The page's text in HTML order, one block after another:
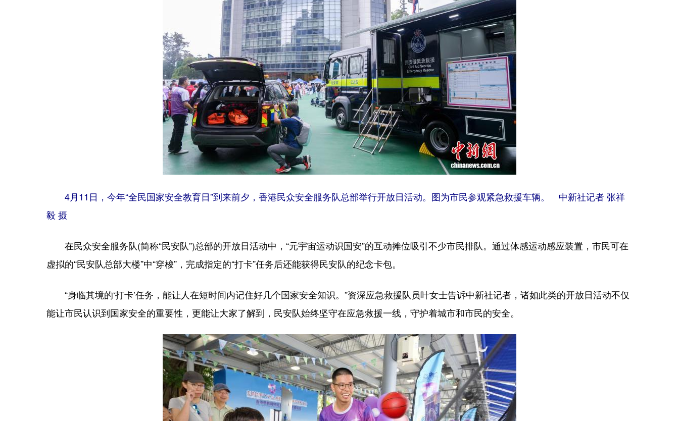
4月11日，今年“全民国家安全教育日”到来前夕，香港民众安全服务队总部举行开放日活动。图为市民参观紧急救援车辆。 中新社记者 张祥
毅 摄
在民众安全服务队(简称“民安队”)总部的开放日活动中，“元宇宙运动识国安”的互动摊位吸引不少市民排队。通过体感运动感应装置，市民可在
虚拟的“民安队总部大楼”中“穿梭”，完成指定的“打卡”任务后还能获得民安队的纪念卡包。
“身临其境的‘打卡’任务，能让人在短时间内记住好几个国家安全知识。”资深应急救援队员叶女士告诉中新社记者，诸如此类的开放日活动不仅
能让市民认识到国家安全的重要性，更能让大家了解到，民安队始终坚守在应急救援一线，守护着城市和市民的安全。